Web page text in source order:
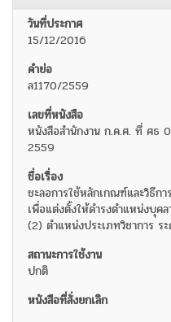
15/12/2016
ล1170/2559
หนังสือสำนักงาน ก.ค.ศ. ที่ ศธ
2559
ชะลอการใช้หลักเกณฑ์และวิธีก
เพื่อแต่งตั้งให้ดำรงตำแหน่งบุค
(2) ตำแหน่งประเภทวิชาการ ร
ปกติ